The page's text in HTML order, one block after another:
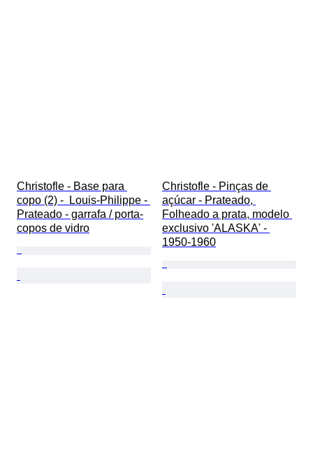
Christofle - Base para
copo (2) -  Louis-Philippe -
Prateado - garrafa / porta-
copos de vidro
Christofle - Pinças de
açúcar - Prateado,
Folheado a prata, modelo
exclusivo 'ALASKA' -
1950-1960